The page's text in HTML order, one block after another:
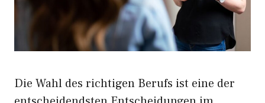
Die Wahl des richtigen Berufs ist eine der